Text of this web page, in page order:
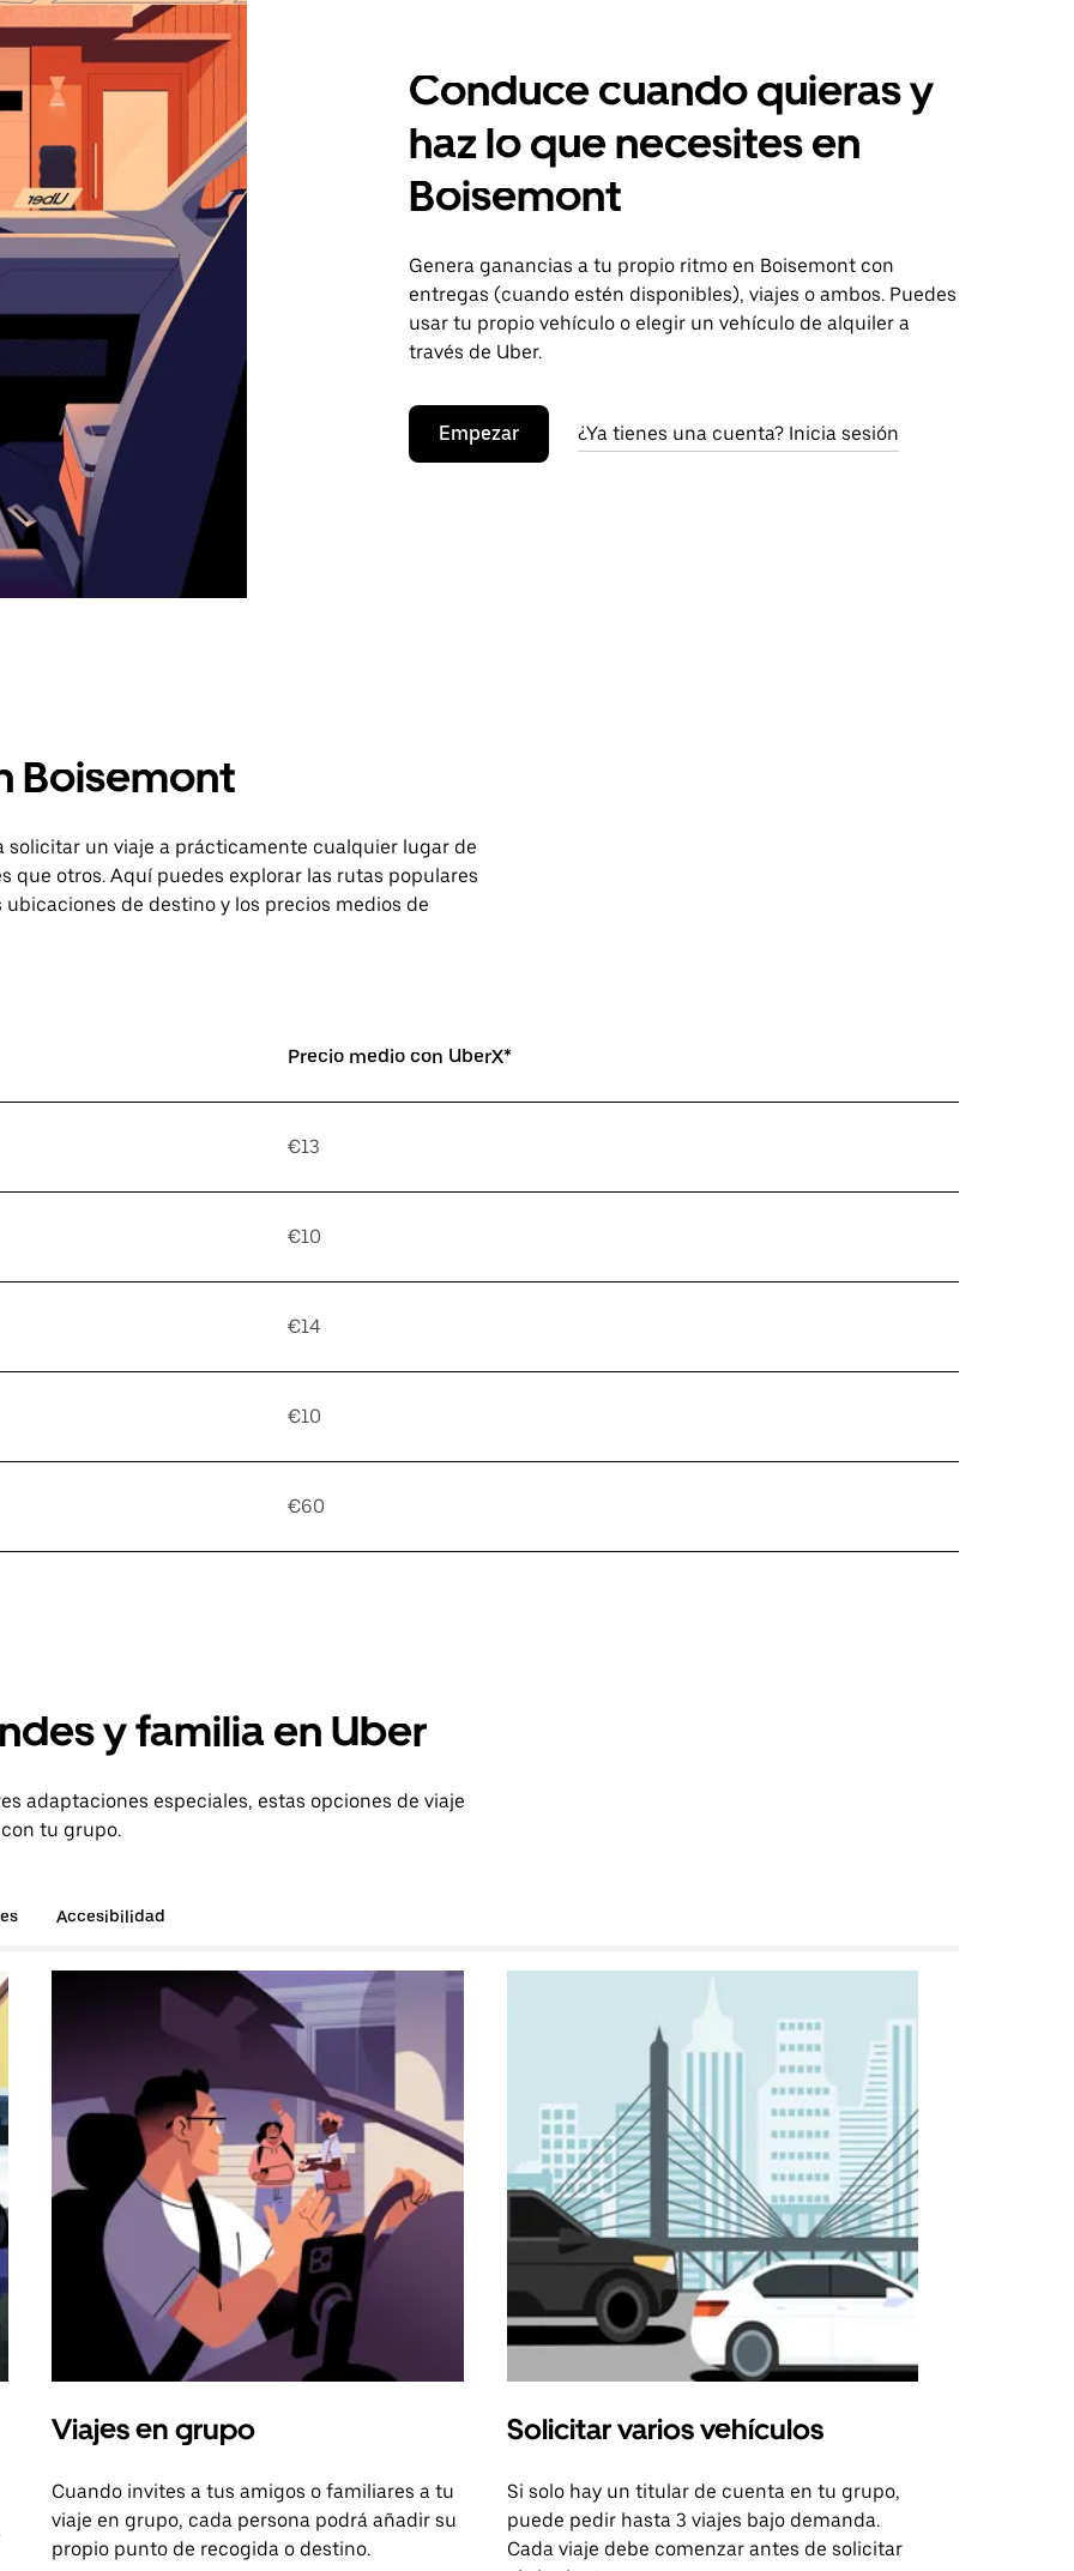
Conduce cuando quieras y
haz lo que necesites en
Boisemont
Genera ganancias a tu propio ritmo en Boisemont con
entregas (cuando estén disponibles), viajes o ambos. Puedes
usar tu propio vehículo o elegir un vehículo de alquiler a
través de Uber.
Empezar ¿Ya tienes una cuenta? Inicia sesión
Boisemont
un viaje a prácticamente cualquier lugar de
que otros. Aquí puedes explorar las rutas populares
de destino y los precios medios de
Precio medio con UberX*
€13
€10
€14
€10
€60
y familia en Uber
adaptaciones especiales, estas opciones de viaje
tu grupo.
Accesibilidad
Viajes en grupo
Cuando invites a tus amigos o familiares a tu
viaje en grupo, cada persona podrá añadir su
propio punto de recogida o destino.
Solicitar varios vehículos
Si solo hay un titular de cuenta en tu grupo,
puede pedir hasta 3 viajes bajo demanda.
Cada viaje debe comenzar antes de solicitar